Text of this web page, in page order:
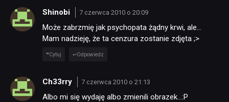
Shinobi 7 czerwca 2010 o 20:09
Może zabrzmię jak psychopata żądny krwi, ale…
Mam nadzieję, że ta cenzura zostanie zdjęta ;>
Cytuj Odpowiedz
Ch33rry 7 czerwca 2010 o 21:13
Albo mi się wydaję albo zmienili obrazek…:P